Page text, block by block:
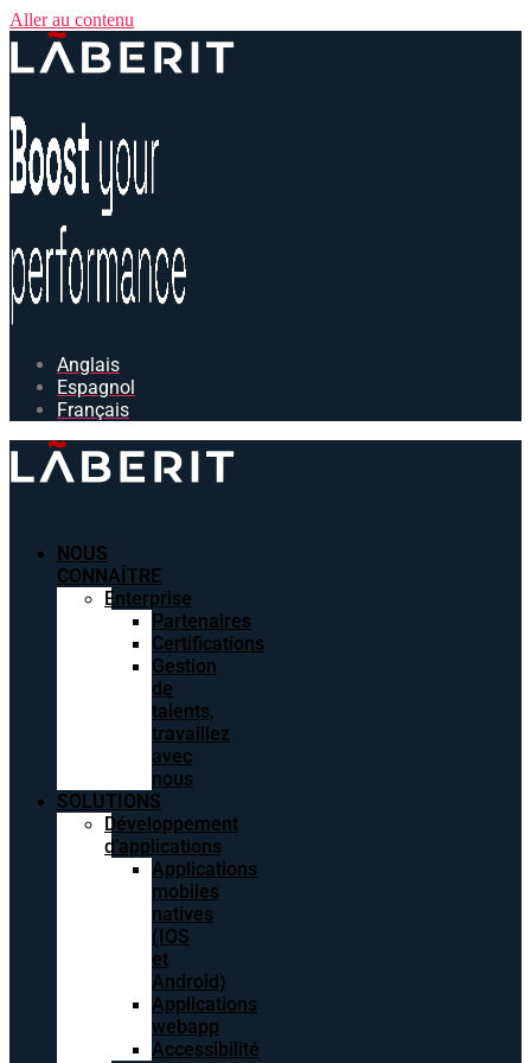
Aller au contenu
Anglais
Espagnol
Français
NOUS
CONNAÎTRE
Enterprise
Partenaires
Certifications
Gestion
de
talents,
travaillez
avec
nous
SOLUTIONS
Développement
d’applications
Applications
mobiles
natives
(IOS
et
Android)
Applications
webapp
Accessibilité